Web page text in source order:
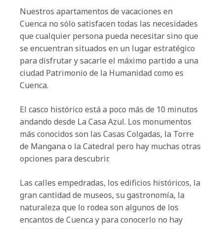
Nuestros apartamentos de vacaciones en
Cuenca no sólo satisfacen todas las necesidades
que cualquier persona pueda necesitar sino que
se encuentran situados en un lugar estratégico
para disfrutar y sacarle el máximo partido a una
ciudad Patrimonio de la Humanidad como es
Cuenca.
El casco histórico está a poco más de 10 minutos
andando desde La Casa Azul. Los monumentos
más conocidos son las Casas Colgadas, la Torre
de Mangana o la Catedral pero hay muchas otras
opciones para descubrir.
Las calles empedradas, los edificios históricos, la
gran cantidad de museos, su gastronomía, la
naturaleza que lo rodea son algunos de los
encantos de Cuenca y para conocerlo no hay